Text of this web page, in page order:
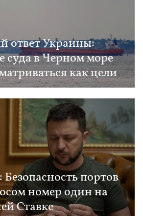
ответ Украины:
суда в Черном море
как цели
портов
номер один на
Ставке